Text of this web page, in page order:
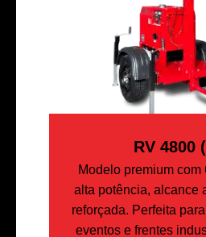
RV 4800
Modelo premium
alta potência, alcance
reforçada. Perfeita
eventos e frentes